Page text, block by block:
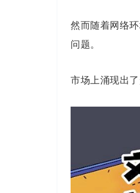
然而随着网络
问题。
市场上涌现出